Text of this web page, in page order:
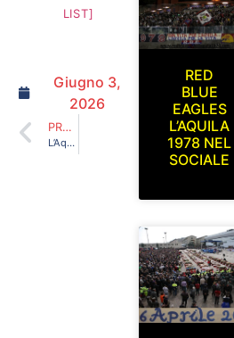
LIST]
Giugno 3,
2026
PRECEDENTE
L’Aquila – Pisa 15 Settembre 2013 serie C1
RED
BLUE
EAGLES
L’AQUILA
1978 NEL
SOCIALE